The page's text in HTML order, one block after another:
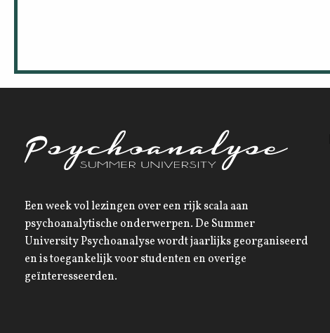
Een week vol lezingen over een rijk scala aan
psychoanalytische onderwerpen. De Summer
University Psychoanalyse wordt jaarlijks georganiseerd
en is toegankelijk voor studenten en overige
geïnteresseerden.